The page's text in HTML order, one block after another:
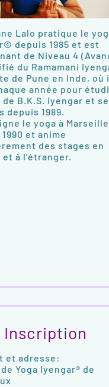
Lalo pratique le
depuis 1985 et est
de Niveau 4
du Ramamani
de Pune en Inde, où
année pour
B.K.S. Iyengar et
depuis 1989.
le yoga à Marseille
et anime
des stages en
et à l’étranger.
Inscription
et adresse:
Yoga Iyengar® de